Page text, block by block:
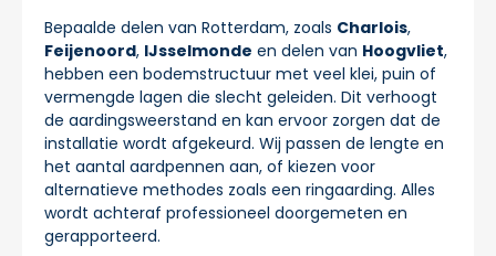
Bepaalde delen van Rotterdam, zoals Charlois,
Feijenoord, IJsselmonde en delen van Hoogvliet,
hebben een bodemstructuur met veel klei, puin of
vermengde lagen die slecht geleiden. Dit verhoogt
de aardingsweerstand en kan ervoor zorgen dat de
installatie wordt afgekeurd. Wij passen de lengte en
het aantal aardpennen aan, of kiezen voor
alternatieve methodes zoals een ringaarding. Alles
wordt achteraf professioneel doorgemeten en
gerapporteerd.